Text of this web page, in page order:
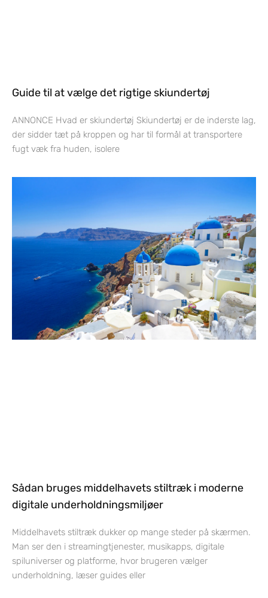
Guide til at vælge det rigtige skiundertøj
ANNONCE Hvad er skiundertøj Skiundertøj er de inderste lag,
der sidder tæt på kroppen og har til formål at transportere
fugt væk fra huden, isolere
Sådan bruges middelhavets stiltræk i moderne
digitale underholdningsmiljøer
Middelhavets stiltræk dukker op mange steder på skærmen.
Man ser den i streamingtjenester, musikapps, digitale
spiluniverser og platforme, hvor brugeren vælger
underholdning, læser guides eller